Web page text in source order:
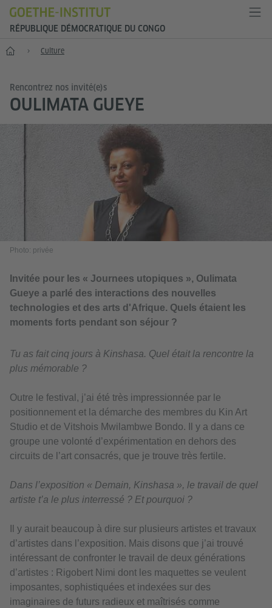
RÉPUBLIQUE DÉMOCRATIQUE DU CONGO
Accueil Culture
Rencontrez nos invité(e)s
OULIMATA GUEYE
Photo: privée
Invitée pour les « Journees utopiques », Oulimata
Gueye a parlé des interactions des nouvelles
technologies et des arts d'Afrique. Quels étaient les
moments forts pendant son séjour ?
Tu as fait cinq jours à Kinshasa. Quel était la rencontre la
plus mémorable ?
Outre le festival, j’ai été très impressionnée par le
positionnement et la démarche des membres du Kin Art
Studio et de Vitshois Mwilambwe Bondo. Il y a dans ce
groupe une volonté d’expérimentation en dehors des
circuits de l’art consacrés, que je trouve très fertile.
Dans l’exposition « Demain, Kinshasa », le travail de quel
artiste t’a le plus interressé ? Et pourquoi ?
Il y aurait beaucoup à dire sur plusieurs artistes et travaux
d’artistes dans l’exposition. Mais disons que j’ai trouvé
intéressant de confronter le travail de deux générations
d’artistes : Rigobert Nimi dont les maquettes se veulent
imposantes, sophistiquées et indexées sur des
imaginaires de futurs radieux et maîtrisés comme